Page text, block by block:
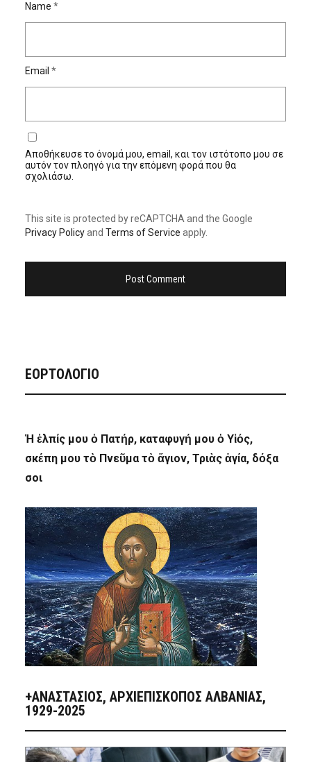
Name *
Email *
Αποθήκευσε το όνομά μου, email, και τον ιστότοπο μου σε
αυτόν τον πλοηγό για την επόμενη φορά που θα
σχολιάσω.
This site is protected by reCAPTCHA and the Google
Privacy Policyand Terms of Service apply.
ΕΟΡΤΟΛΟΓΙΟ
Ἡ ἐλπίς μου ὁ Πατήρ, καταφυγή μου ὁ Υἱός,
σκέπη μου τὸ Πνεῦμα τὸ ἅγιον, Τριὰς ἁγία, δόξα
σοι
+ΑΝΑΣΤΆΣΙΟΣ, ΑΡΧΙΕΠΊΣΚΟΠΟΣ ΑΛΒΑΝΊΑΣ,
1929-2025